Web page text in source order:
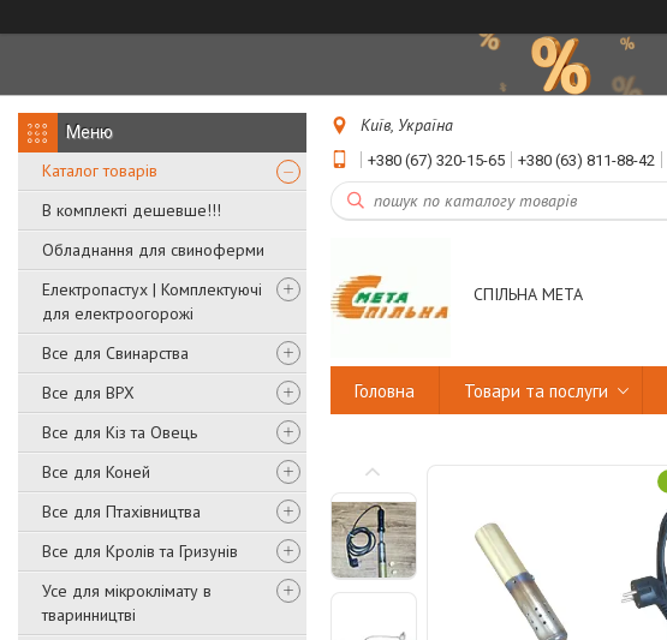
Каталог товарів
В комплекті дешевше!!!
Обладнання для свиноферми
Електропастух | Комплектуючі
для електроогорожі
Все для Свинарства
Все для ВРХ
Все для Кіз та Овець
Все для Коней
Все для Птахівництва
Все для Кролів та Гризунів
Усе для мікроклімату в
тваринництві
Київ, Україна
+380 (67) 320-15-65 +380 (63) 811-88-42
СПІЛЬНА МЕТА
Головна Товари та послуги